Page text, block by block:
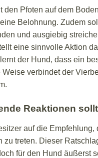
den Pfoten auf dem
Belohnung. Zudem
und ausgiebig
eine sinnvolle Aktion
der Hund, dass ein
verbindet der
Reaktionen
auf die Empfehlung,
zu treten. Dieser
für den Hund äußerst